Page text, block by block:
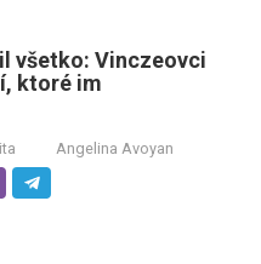
všetko: Vinczeovci
ktoré im
Angelina Avoyan